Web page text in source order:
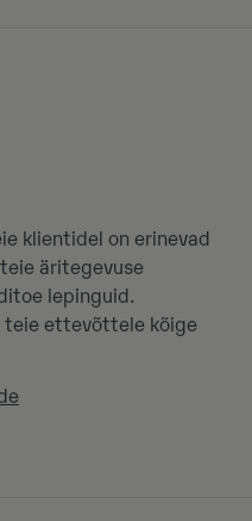
klientidel on erinevad
äritegevuse
lepinguid.
teie ettevõttele kõige